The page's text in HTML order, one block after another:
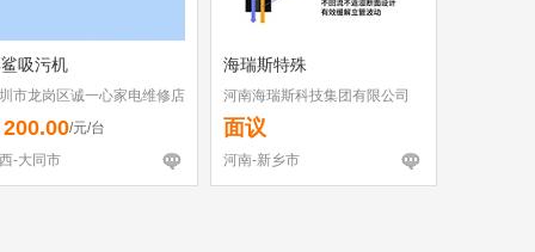
吸污机
市龙岗区诚一心家电维修店
体工商户）
200.00/元/台
-大同市
海瑞斯特殊
河南海瑞斯科技集团有限公司
面议
河南-新乡市